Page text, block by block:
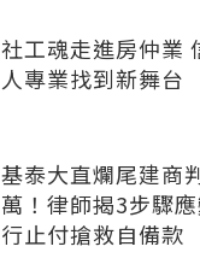
社工魂走進房仲業
人專業找到新舞台
基泰大直爛尾建商
萬！律師揭3步驟
行止付搶救自備款